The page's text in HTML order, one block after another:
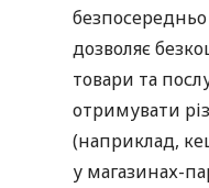
дозволяє
товари та
отримувати
(наприклад,
у магазинах-